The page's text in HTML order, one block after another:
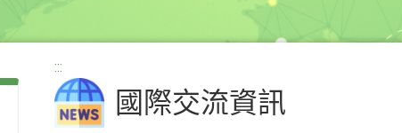
:::
國際交流資訊